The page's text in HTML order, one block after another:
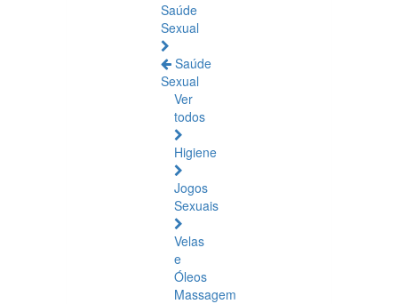
Saúde
Sexual
Saúde
Sexual
Ver
todos
Higiene
Jogos
Sexuais
Velas
e
Óleos
Massagem